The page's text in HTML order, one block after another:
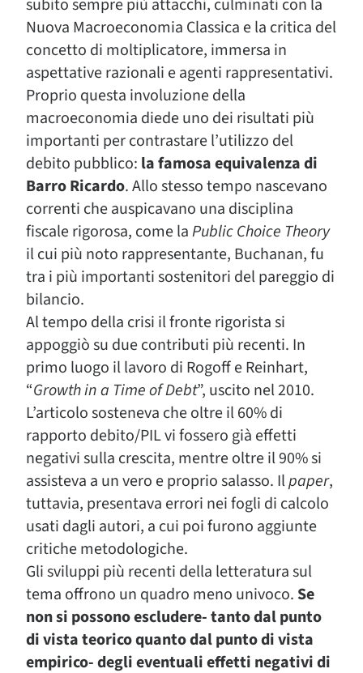
subito sempre più attacchi, culminati con la
Nuova Macroeconomia Classica e la critica del
concetto di moltiplicatore, immersa in
aspettative razionali e agenti rappresentativi.
Proprio questa involuzione della
macroeconomia diede uno dei risultati più
importanti per contrastare l’utilizzo del
debito pubblico: la famosa equivalenza di
Barro Ricardo. Allo stesso tempo nascevano
correnti che auspicavano una disciplina
fiscale rigorosa, come laPublic Choice Theory
il cui più noto rappresentante, Buchanan, fu
tra i più importanti sostenitori del pareggio di
bilancio.
Al tempo della crisi il fronte rigorista si
appoggiò su due contributi più recenti. In
primo luogo il lavoro di Rogoff e Reinhart,
“Growth in a Time of Debt”, uscito nel 2010.
L’articolo sosteneva che oltre il 60% di
rapporto debito/PIL vi fossero già effetti
negativi sulla crescita, mentre oltre il 90% si
assisteva a un vero e proprio salasso. Ilpaper,
tuttavia, presentava errori nei fogli di calcolo
usati dagli autori, a cui poi furono aggiunte
critiche metodologiche.
Gli sviluppi più recenti della letteratura sul
tema offrono un quadro meno univoco. Se
non si possono escludere- tanto dal punto
di vista teorico quanto dal punto di vista
empirico- degli eventuali effetti negativi di